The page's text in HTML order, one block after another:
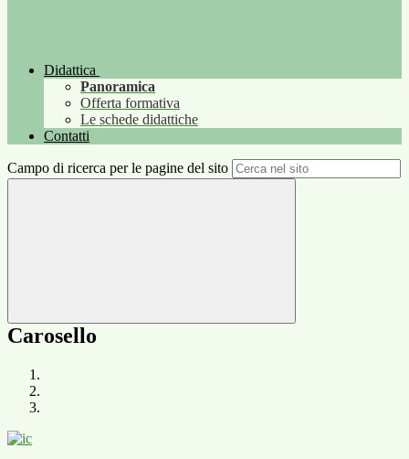
Didattica
Panoramica
Offerta formativa
Le schede didattiche
Contatti
Campo di ricerca per le pagine del sito
Carosello